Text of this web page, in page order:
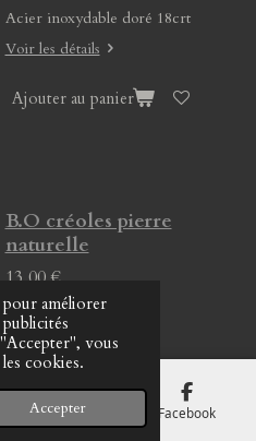
améliorer
vous
cookies.
Accepter
Acier inoxydable doré 18crt
Voir les détails
Ajouter au panier
B.O créoles pierre
naturelle
13,00 €
Voir les détails
Ajouter au panier
Carte Facebook